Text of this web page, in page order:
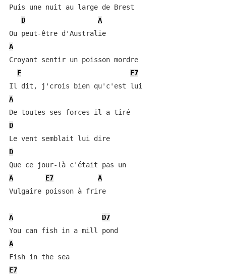
Puis une nuit au large de Brest
D
A
Ou peut-être d'Australie
A
Croyant sentir un poisson mordre
E
E7
A
De toutes ses forces il a tiré
D
Le vent semblait lui dire
D
Que ce jour-là c'était pas un
A
E7
A
Vulgaire poisson à frire
A
D7
A
Fish in the sea
E7